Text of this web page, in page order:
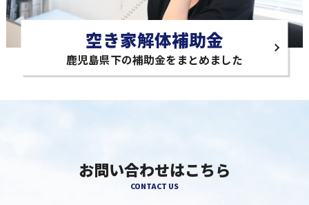
空き家解体補助金
鹿児島県下の補助金をまとめました
お問い合わせはこちら
CONTACT US